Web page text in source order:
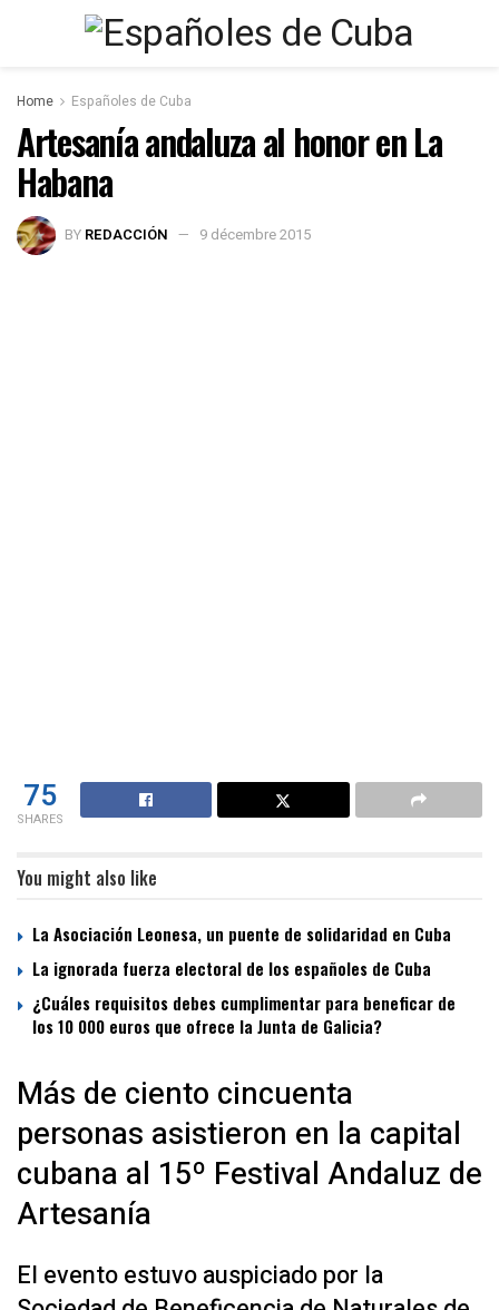
Home Españoles de Cuba
Artesanía andaluza al honor en La
Habana
BY REDACCIÓN 9 décembre 2015
75
SHARES
You might also like
La Asociación Leonesa, un puente de solidaridad en Cuba
La ignorada fuerza electoral de los españoles de Cuba
¿Cuáles requisitos debes cumplimentar para beneficar de
los 10 000 euros que ofrece la Junta de Galicia?
Más de ciento cincuenta
personas asistieron en la capital
cubana al 15º Festival Andaluz de
Artesanía
El evento estuvo auspiciado por la